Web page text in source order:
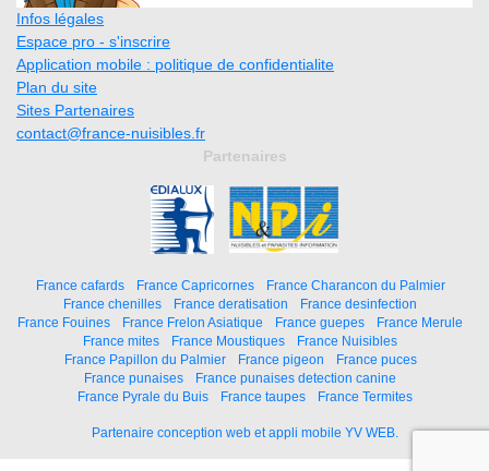
Infos légales
Espace pro - s'inscrire
Application mobile : politique de confidentialite
Plan du site
Sites Partenaires
contact@france-nuisibles.fr
Partenaires
France cafards France Capricornes
France Charancon du Palmier
France chenilles
France deratisation
France desinfection
France Fouines
France Frelon Asiatique France guepes
France Merule
France mites
France Moustiques
France Nuisibles
France Papillon du Palmier
France pigeon
France puces
France punaises
France punaises detection canine
France Pyrale du Buis
France taupes France Termites
Partenaire conception web et appli mobile YV WEB.